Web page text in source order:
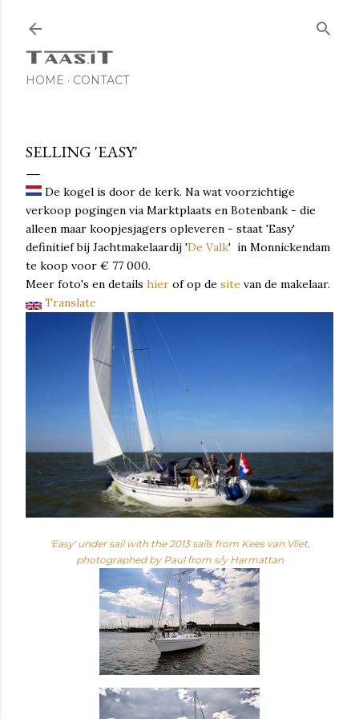
HOME CONTACT
SELLING 'EASY'
De kogel is door de kerk. Na wat voorzichtige
verkoop pogingen via Marktplaats en Botenbank - die
alleen maar koopjesjagers opleveren - staat 'Easy'
definitief bij Jachtmakelaardij 'De Valk' in Monnickendam
te koop voor € 77 000.
Meer foto's en details hier of op de site van de makelaar.
Translate
'Easy' under sail with the 2013 sails from Kees van Vliet,
photographed by Paul from s/y Harmattan